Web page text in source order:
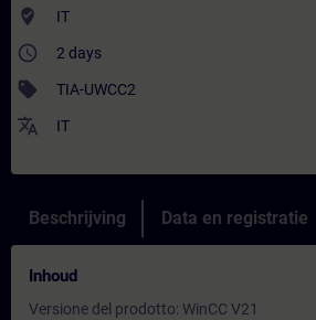
where_to_vote IT
access_time 2 days
sell TIA-UWCC2
translate IT
Beschrijving Data en registratie
Inhoud
Versione del prodotto: WinCC V21